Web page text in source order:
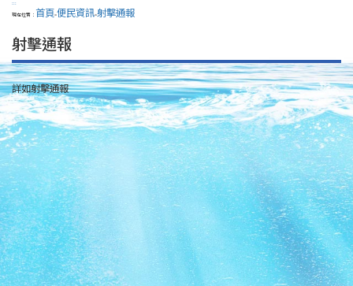
:::
現在位置： 首頁>便民資訊>射擊通報
射擊通報
詳如射擊通報